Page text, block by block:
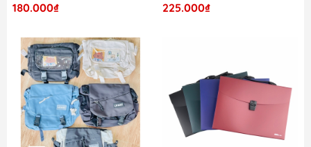
180.000₫
225.000₫